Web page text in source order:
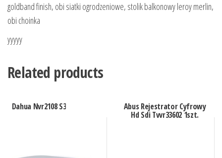
goldband finish, obi siatki ogrodzeniowe, stolik balkonowy leroy merlin,
obi choinka
yyyyy
Related products
Dahua Nvr2108 S3 Abus Rejestrator Cyfrowy
Hd Sdi Tvvr33602 1szt.